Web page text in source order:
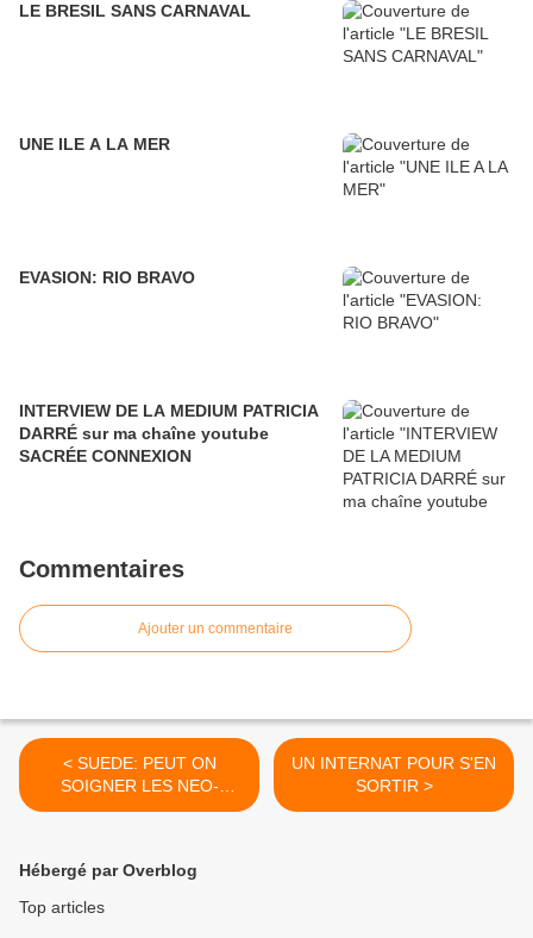
LE BRESIL SANS CARNAVAL
UNE ILE A LA MER
EVASION: RIO BRAVO
INTERVIEW DE LA MEDIUM PATRICIA
DARRÉ sur ma chaîne youtube
SACRÉE CONNEXION
Commentaires
Ajouter un commentaire
< SUEDE: PEUT ON
SOIGNER LES NEO-
NAZIS?
UN INTERNAT POUR S'EN
SORTIR >
Hébergé par Overblog
Top articles